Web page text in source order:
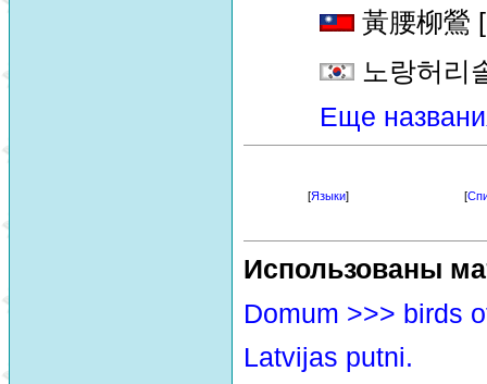
黃腰柳鶯
노랑허리
Еще
[Языки] [
Использованы
Domum >>> birds
Latvijas putni.